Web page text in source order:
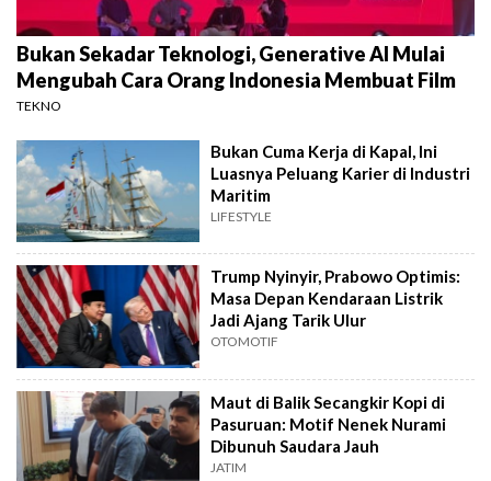
Bukan Sekadar Teknologi, Generative AI Mulai
Mengubah Cara Orang Indonesia Membuat Film
TEKNO
Bukan Cuma Kerja di Kapal, Ini
Luasnya Peluang Karier di Industri
Maritim
LIFESTYLE
Trump Nyinyir, Prabowo Optimis:
Masa Depan Kendaraan Listrik
Jadi Ajang Tarik Ulur
OTOMOTIF
Maut di Balik Secangkir Kopi di
Pasuruan: Motif Nenek Nurami
Dibunuh Saudara Jauh
JATIM